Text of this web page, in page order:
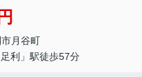
市月谷町
利」駅徒歩57分